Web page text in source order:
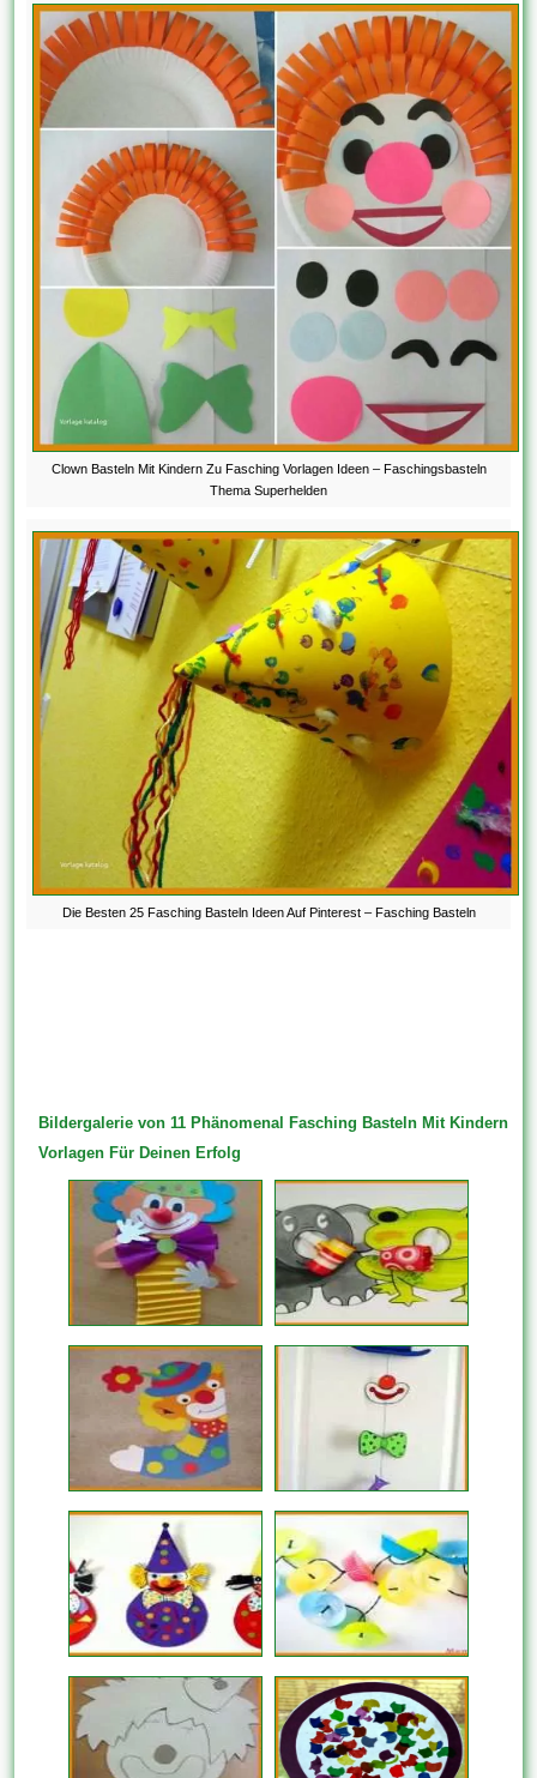
Clown Basteln Mit Kindern Zu Fasching Vorlagen Ideen – Faschingsbasteln
Thema Superhelden
Die Besten 25 Fasching Basteln Ideen Auf Pinterest – Fasching Basteln
Bildergalerie von 11 Phänomenal Fasching Basteln Mit Kindern
Vorlagen Für Deinen Erfolg